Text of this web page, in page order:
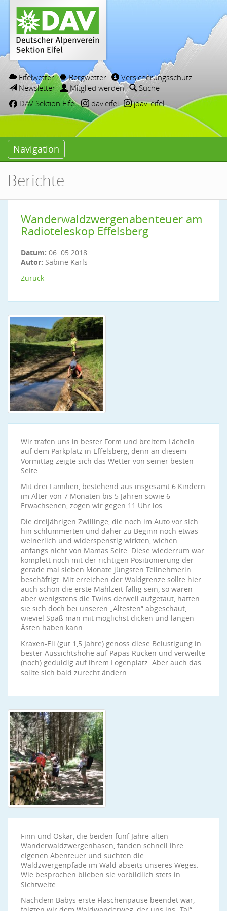
Eifelwetter Bergwetter
Versicherungsschutz
Newsletter
Mitglied werden
Suche
DAV Sektion Eifel
dav.eifel jdav_eifel
Navigation
Berichte
Wanderwaldzwergenabenteuer am
Radioteleskop Effelsberg
Datum: 06. 05 2018
Autor: Sabine Karls
Zurück
Wir trafen uns in bester Form und breitem Lächeln
auf dem Parkplatz in Effelsberg, denn an diesem
Vormittag zeigte sich das Wetter von seiner besten
Seite.
Mit drei Familien, bestehend aus insgesamt 6 Kindern
im Alter von 7 Monaten bis 5 Jahren sowie 6
Erwachsenen, zogen wir gegen 11 Uhr los.
Die dreijährigen Zwillinge, die noch im Auto vor sich
hin schlummerten und daher zu Beginn noch etwas
weinerlich und widerspenstig wirkten, wichen
anfangs nicht von Mamas Seite. Diese wiederrum war
komplett noch mit der richtigen Positionierung der
gerade mal sieben Monate jüngsten Teilnehmerin
beschäftigt. Mit erreichen der Waldgrenze sollte hier
auch schon die erste Mahlzeit fällig sein, so waren
aber wenigstens die Twins derweil aufgetaut, hatten
sie sich doch bei unseren „Ältesten“ abgeschaut,
wieviel Spaß man mit möglichst dicken und langen
Ästen haben kann.
Kraxen-Eli (gut 1,5 Jahre) genoss diese Belustigung in
bester Aussichtshöhe auf Papas Rücken und verweilte
(noch) geduldig auf ihrem Logenplatz. Aber auch das
sollte sich bald zurecht ändern.
Finn und Oskar, die beiden fünf Jahre alten
Wanderwaldzwergenhasen, fanden schnell ihre
eigenen Abenteuer und suchten die
Waldzwergenpfade im Wald abseits unseres Weges.
Wie besprochen blieben sie vorbildlich stets in
Sichtweite.
Nachdem Babys erste Flaschenpause beendet war,